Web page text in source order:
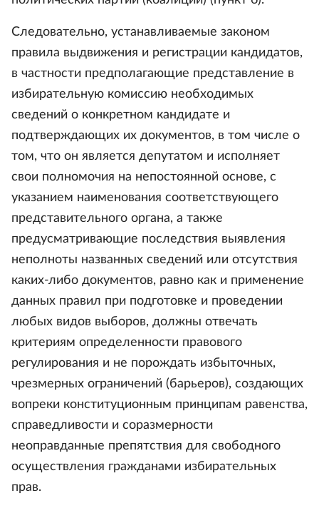
Следовательно, устанавливаемые законом
правила выдвижения и регистрации кандидатов,
в частности предполагающие представление в
избирательную комиссию необходимых
сведений о конкретном кандидате и
подтверждающих их документов, в том числе о
том, что он является депутатом и исполняет
свои полномочия на непостоянной основе, с
указанием наименования соответствующего
представительного органа, а также
предусматривающие последствия выявления
неполноты названных сведений или отсутствия
каких-либо документов, равно как и применение
данных правил при подготовке и проведении
любых видов выборов, должны отвечать
критериям определенности правового
регулирования и не порождать избыточных,
чрезмерных ограничений (барьеров), создающих
вопреки конституционным принципам равенства,
справедливости и соразмерности
неоправданные препятствия для свободного
осуществления гражданами избирательных
прав.